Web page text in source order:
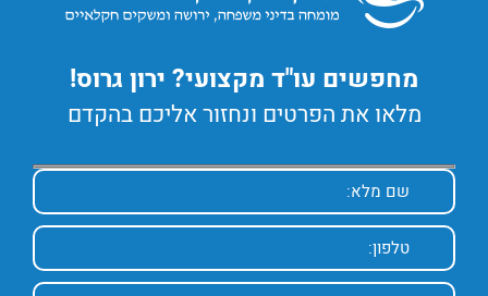
מחפשים עו"ד מקצועי? ירון גרוס!
מלאו את הפרטים ונחזור אליכם בהקדם